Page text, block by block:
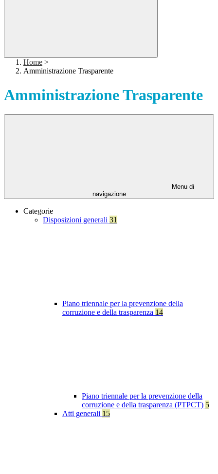
Home >
Amministrazione Trasparente
Amministrazione Trasparente
Menu di
navigazione
Categorie
Disposizioni generali 31
Piano triennale per la prevenzione della
corruzione e della trasparenza 14
Piano triennale per la prevenzione della
corruzione e della trasparenza (PTPCT) 5
Atti generali 15